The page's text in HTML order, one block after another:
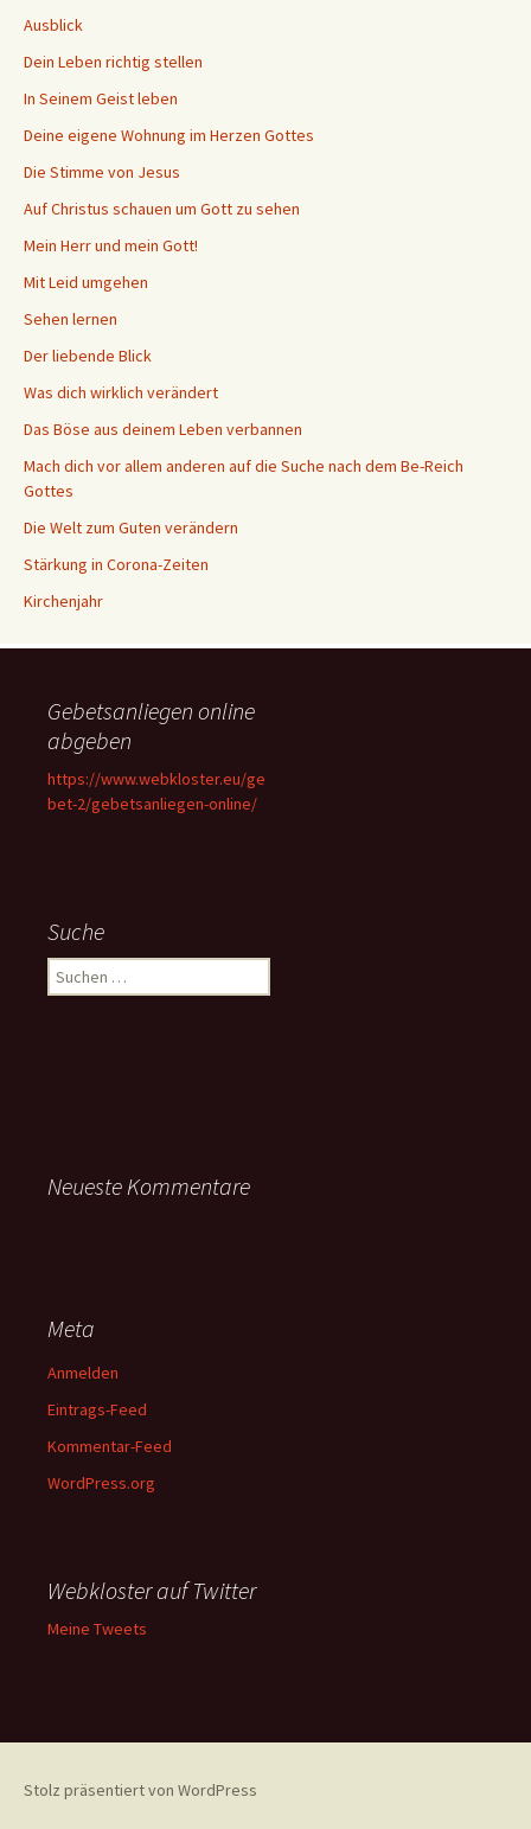
Ausblick
Dein Leben richtig stellen
In Seinem Geist leben
Deine eigene Wohnung im Herzen Gottes
Die Stimme von Jesus
Auf Christus schauen um Gott zu sehen
Mein Herr und mein Gott!
Mit Leid umgehen
Sehen lernen
Der liebende Blick
Was dich wirklich verändert
Das Böse aus deinem Leben verbannen
Mach dich vor allem anderen auf die Suche nach dem Be-Reich
Gottes
Die Welt zum Guten verändern
Stärkung in Corona-Zeiten
Kirchenjahr
Gebetsanliegen online
abgeben
https://www.webkloster.eu/ge
bet-2/gebetsanliegen-online/
Suche
Suchen
nach:
Neueste Kommentare
Meta
Anmelden
Eintrags-Feed
Kommentar-Feed
WordPress.org
Webkloster auf Twitter
Meine Tweets
Stolz präsentiert von WordPress